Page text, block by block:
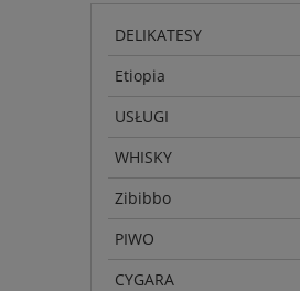
DELIKATESY
Etiopia
USŁUGI
WHISKY
Zibibbo
PIWO
CYGARA